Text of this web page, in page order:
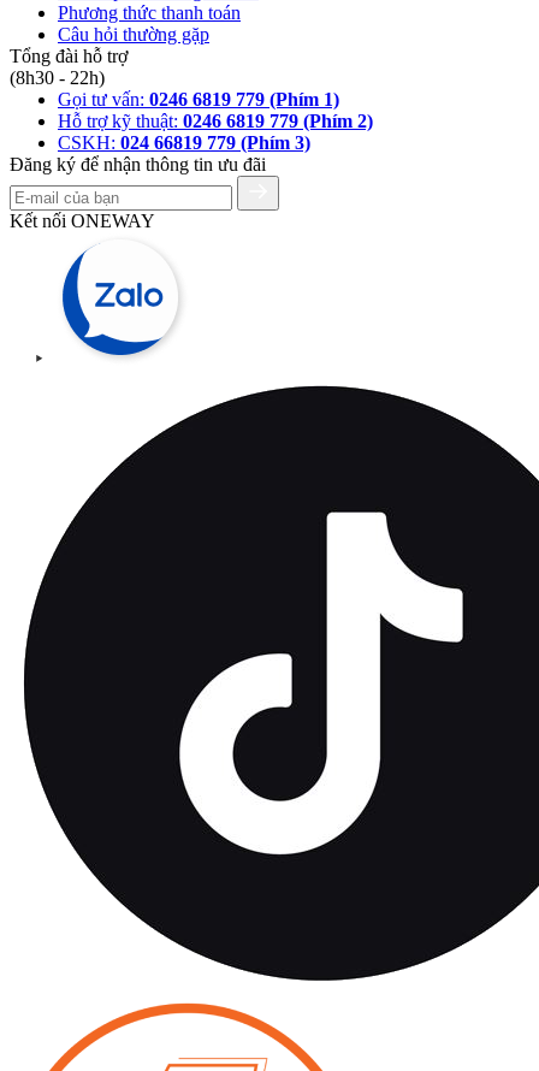
Phương thức thanh toán
Câu hỏi thường gặp
Tổng đài hỗ trợ
(8h30 - 22h)
Gọi tư vấn: 0246 6819 779 (Phím 1)
Hỗ trợ kỹ thuật: 0246 6819 779 (Phím 2)
CSKH: 024 66819 779 (Phím 3)
Đăng ký để nhận thông tin ưu đãi
Kết nối ONEWAY